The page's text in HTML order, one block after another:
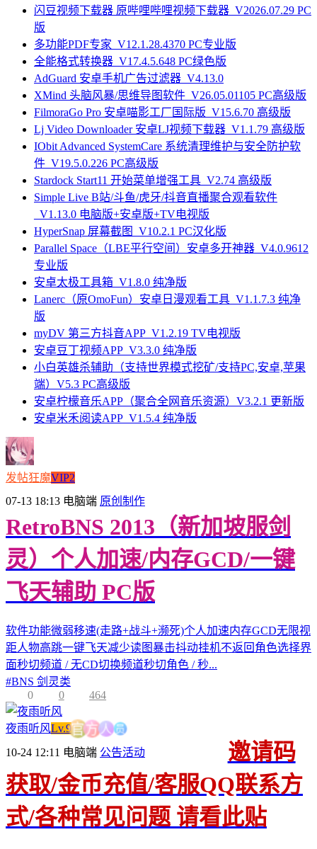
闪豆视频下载器 原哔哩哔哩视频下载器_V2026.07.29 PC
版
多功能PDF专家_V12.1.28.4370 PC专业版
全能格式转换器_V17.4.5.648 PC绿色版
AdGuard 安卓手机广告过滤器_V4.13.0
XMind 头脑风暴/思维导图软件_V26.05.01105 PC高级版
FilmoraGo Pro 安卓喵影工厂国际版_V15.6.70 高级版
Lj Video Downloader 安卓LJ视频下载器_V1.1.79 高级版
IObit Advanced SystemCare 系统清理维护与安全防护软
件_V19.5.0.226 PC高级版
Stardock Start11 开始菜单增强工具_V2.74 高级版
Simple Live B站/斗鱼/虎牙/抖音直播聚合观看软件
_V1.13.0 电脑版+安卓版+TV电视版
HyperSnap 屏幕截图_V10.2.1 PC汉化版
Parallel Space（LBE平行空间）安卓多开神器_V4.0.9612
专业版
安卓太极工具箱_V1.8.0 纯净版
Lanerc（原OmoFun）安卓日漫观看工具_V1.1.7.3 纯净
版
myDV 第三方抖音APP_V1.2.19 TV电视版
安卓豆丁视频APP_V3.3.0 纯净版
小白英雄杀辅助（支持世界模式挖矿/支持PC,安卓,苹果
端）V5.3 PC高级版
安卓柠檬音乐APP（聚合全网音乐资源）V3.2.1 更新版
安卓米禾阅读APP_V1.5.4 纯净版
发帖狂魔VIP2
07-13 18:13 电脑端 原创制作
RetroBNS 2013（新加坡服剑
灵）个人加速/内存GCD/一键
飞天辅助 PC版
软件功能微弱移速(走路+战斗+濒死)个人加速内存GCD无限视
距人物高跳一键飞天减少读图暴击抖动挂机不返回角色选择界
面秒切频道 / 无CD切换频道秒切角色 / 秒...
#BNS 剑灵类
0
0 464
夜雨听风Lv.9官 方人员
10-24 12:11 电脑端 公告活动
邀请码
获取/金币充值/客服QQ联系方
式/各种常见问题 请看此贴